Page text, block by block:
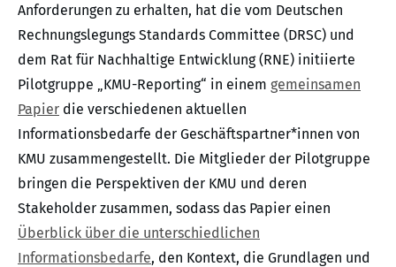
Anforderungen zu erhalten, hat die vom Deutschen
Rechnungslegungs Standards Committee (DRSC) und
dem Rat für Nachhaltige Entwicklung (RNE) initiierte
Pilotgruppe „KMU-Reporting“ in einem gemeinsamen
Papier die verschiedenen aktuellen
Informationsbedarfe der Geschäftspartner*innen von
KMU zusammengestellt. Die Mitglieder der Pilotgruppe
bringen die Perspektiven der KMU und deren
Stakeholder zusammen, sodass das Papier einen
Überblick über die unterschiedlichen
Informationsbedarfe, den Kontext, die Grundlagen und